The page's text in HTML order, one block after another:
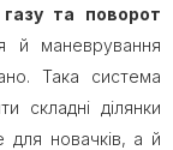
та поворот
й маневрування
Така система
складні ділянки
новачків, а й